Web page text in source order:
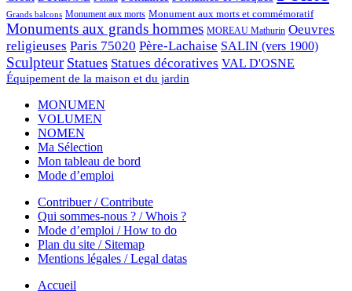
Grands balcons Monument aux morts Monument aux morts et commémoratif
Monuments aux grands hommes MOREAU Mathurin Oeuvres
religieuses Paris 75020 Père-Lachaise SALIN (vers 1900)
Sculpteur Statues Statues décoratives VAL D'OSNE
Équipement de la maison et du jardin
MONUMEN
VOLUMEN
NOMEN
Ma Sélection
Mon tableau de bord
Mode d’emploi
Contribuer / Contribute
Qui sommes-nous ? / Whois ?
Mode d’emploi / How to do
Plan du site / Sitemap
Mentions légales / Legal datas
Accueil